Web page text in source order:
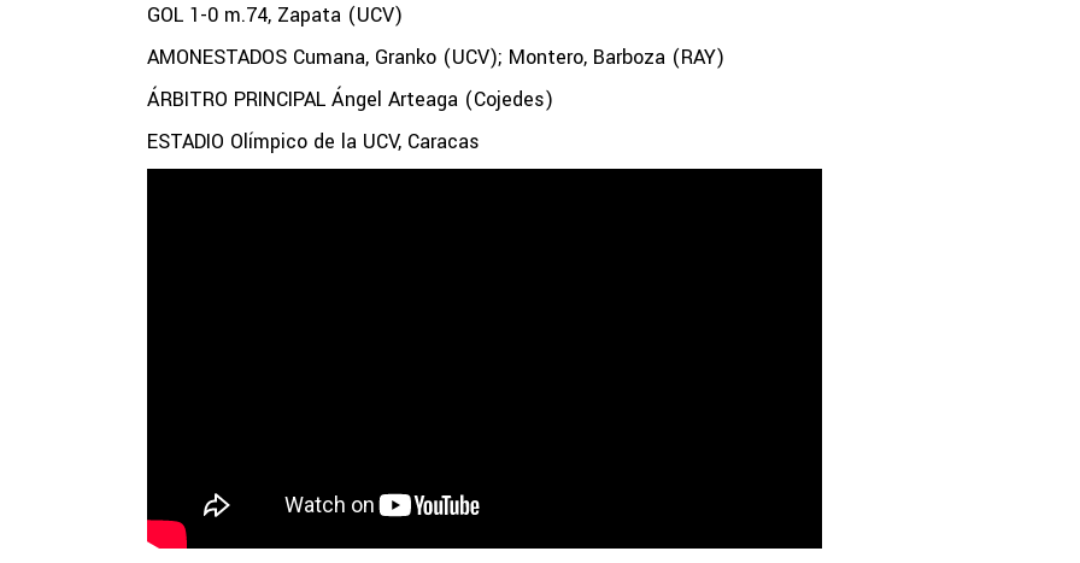
GOL 1-0 m.74, Zapata (UCV)
AMONESTADOS Cumana, Granko (UCV); Montero, Barboza (RAY)
ÁRBITRO PRINCIPAL Ángel Arteaga (Cojedes)
ESTADIO Olímpico de la UCV, Caracas